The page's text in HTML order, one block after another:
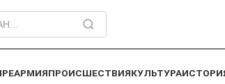
АРМИЯПРОИСШЕСТВИЯКУЛЬТУРА